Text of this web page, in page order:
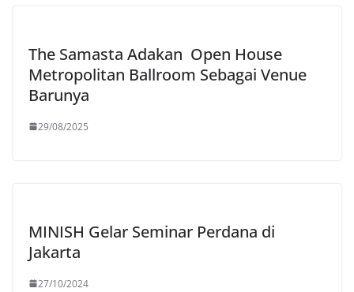
The Samasta Adakan Open House
Metropolitan Ballroom Sebagai Venue
Barunya
29/08/2025
MINISH Gelar Seminar Perdana di
Jakarta
27/10/2024